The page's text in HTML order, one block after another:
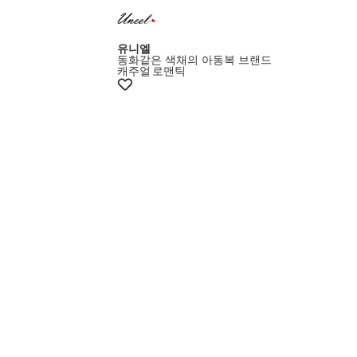
유니엘
동화같은 색채의 아동복 브랜드
캐주얼 로맨틱